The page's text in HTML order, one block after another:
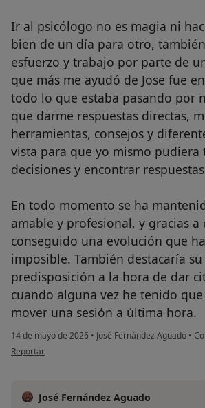
Ir al psicólogo no es magia ni
bien de un día para otro,
esfuerzo y trabajo por parte de
que más me ayudó de Jose fue
todo lo que estaba pasando por
que darme respuestas directas,
herramientas, consejos y
vista para que yo mismo pudiera
decisiones y encontrar
En todo momento se ha
amable y profesional, y gracias a
conseguido una evolución que
imposible. También destacaría
predisposición a la hora de dar
cuando alguna vez he tenido
mover una sesión a última hora.
14 de mayo de 2026 • José Fernández Aguado •
en opinión del usuario ADRIAN
Reportar
José Fernández Aguado